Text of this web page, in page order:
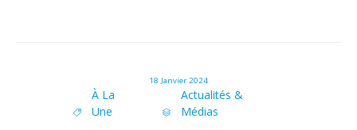
18 Janvier 2024

Tags
À La
Une

Category
Actualités &
Médias